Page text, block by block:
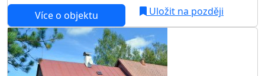
Více o objektu Uložit na později